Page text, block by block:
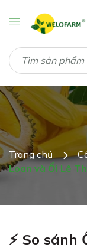
Trang chủ
Loan và Ổi Lê
⚡ So